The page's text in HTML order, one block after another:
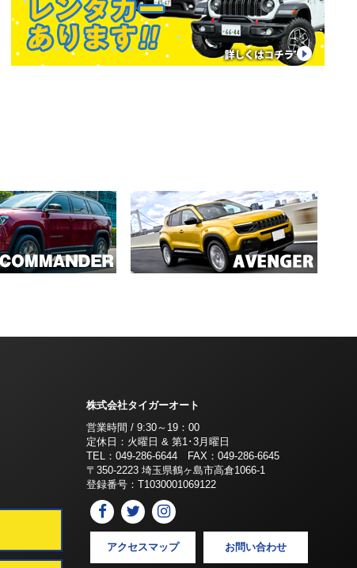
株式会社タイガーオート
営業時間 / 9:30～19：00
定休日：火曜日 & 第1･3月曜日
TEL：049-286-6644 FAX：049-286-6645
〒350-2223 埼玉県鶴ヶ島市高倉1066-1
登録番号：T1030001069122
アクセスマップ お問い合わせ